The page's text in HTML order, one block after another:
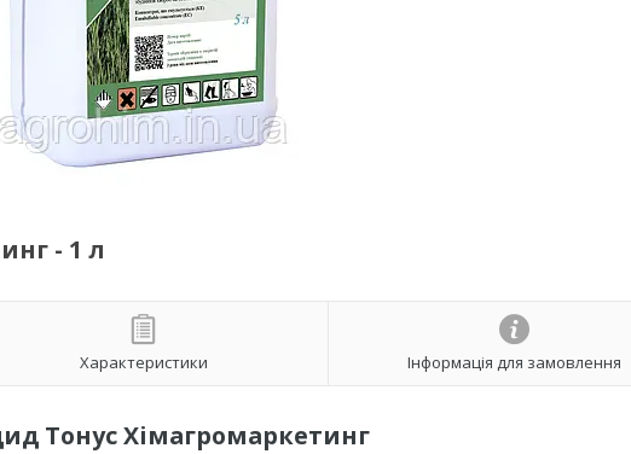
- 1 л
Характеристики Інформація для замовлення
Тонус Хімагромаркетинг